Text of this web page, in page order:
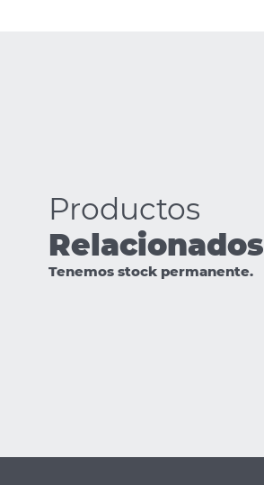
Productos
Relacionados
Tenemos stock permanente.
AC120